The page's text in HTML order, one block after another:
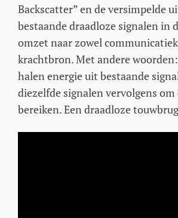
Backscatter” en de versimpelde
bestaande draadloze signalen in
omzet naar zowel
krachtbron. Met andere
halen energie uit bestaande
diezelfde signalen vervolgens om
bereiken. Een draadloze